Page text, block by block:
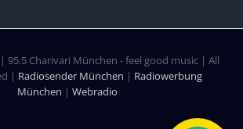
95.5 Charivari München - feel good music | All
| Radiosender München | Radiowerbung
München | Webradio